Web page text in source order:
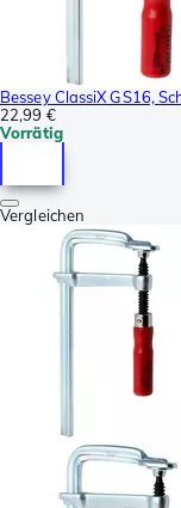
Bessey ClassiX GS16,
22,99 €
Vorrätig
Vergleichen